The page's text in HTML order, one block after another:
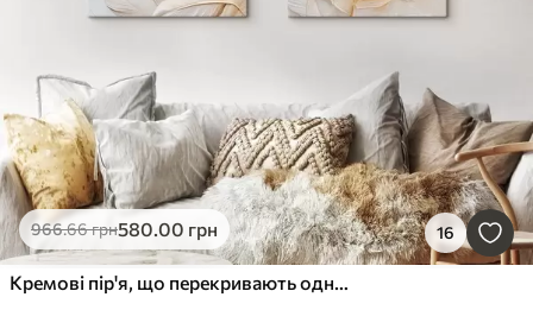
966.66грн580.00 грн 16
Кремові пір'я, що перекривають одне одного, на м'якому, світлому тлі